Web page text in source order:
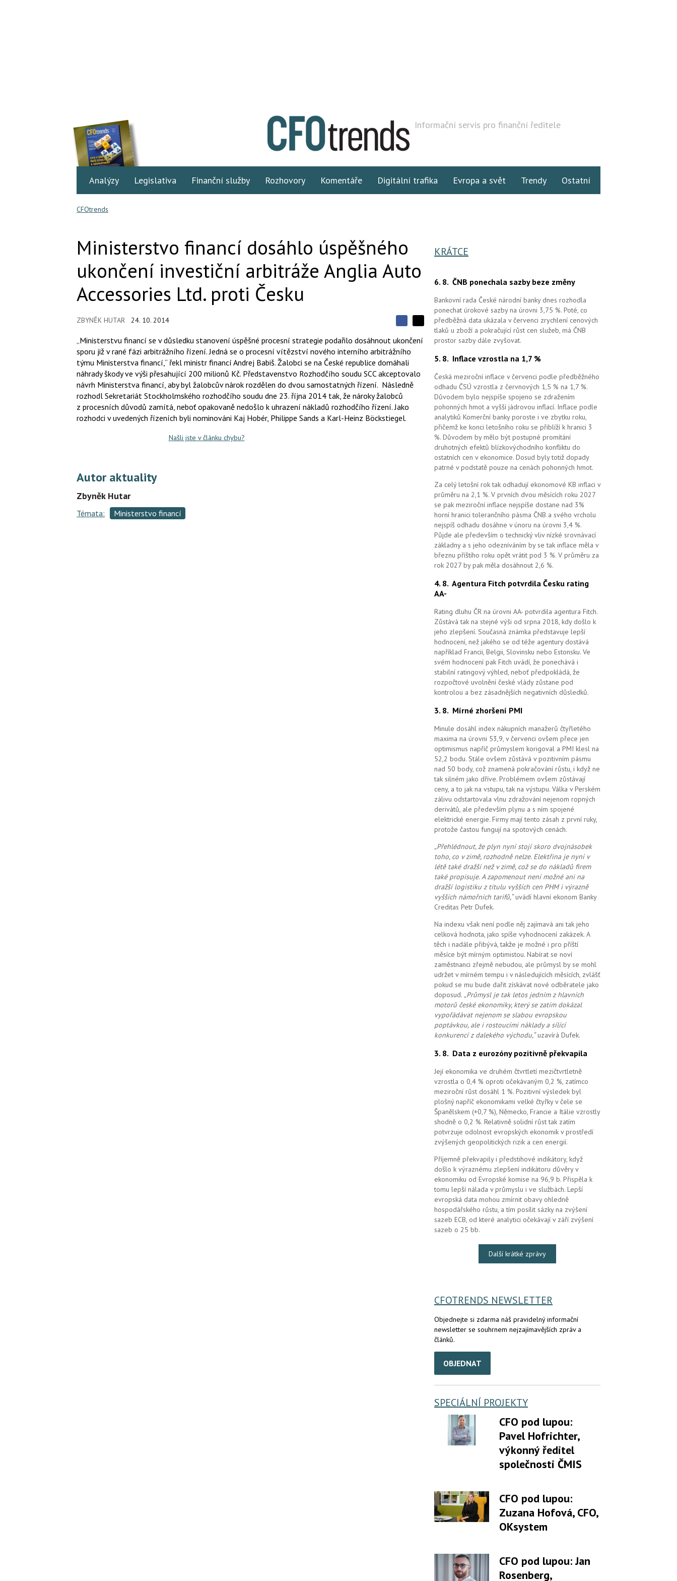
Informační servis pro finanční ředitele
Analýzy Legislativa Finanční služby Rozhovory Komentáře Digitální trafika Evropa a svět Trendy Ostatní
CFOtrends
Ministerstvo financí dosáhlo úspěšného
ukončení investiční arbitráže Anglia Auto
Accessories Ltd. proti Česku
ZBYNĚK HUTAR 24. 10. 2014
S
d
í
l
e
t
S
í
l
j
t
n
a
F
a
c
í
t
„Ministerstvu financí se v důsledku stanovení úspěšné procesní strategie podařilo dosáhnout ukončení
sporu již v rané fázi arbitrážního řízení. Jedná se o procesní vítězství nového interního arbitrážního
týmu Ministerstva financí,“ řekl ministr financí Andrej Babiš. Žalobci se na České republice domáhali
náhrady škody ve výši přesahující 200 milionů Kč. Představenstvo Rozhodčího soudu SCC akceptovalo
návrh Ministerstva financí, aby byl žalobcův nárok rozdělen do dvou samostatných řízení. Následně
rozhodl Sekretariát Stockholmského rozhodčího soudu dne 23. října 2014 tak, že nároky žalobců
z procesních důvodů zamítá, neboť opakovaně nedošlo k uhrazení nákladů rozhodčího řízení. Jako
rozhodci v uvedených řízeních byli nominováni Kaj Hobér, Philippe Sands a Karl-Heinz Böckstiegel.
Našli jste v článku chybu?
Autor aktuality
Zbyněk Hutar
Témata: Ministerstvo financí
KRÁTCE
6. 8. ČNB ponechala sazby beze změny
Bankovní rada České národní banky dnes rozhodla
ponechat úrokové sazby na úrovni 3,75 %. Poté, co
předběžná data ukázala v červenci zrychlení cenových
tlaků u zboží a pokračující růst cen služeb, má ČNB
prostor sazby dále zvyšovat.
5. 8. Inflace vzrostla na 1,7 %
Česká meziroční inflace v červenci podle předběžného
odhadu ČSÚ vzrostla z červnových 1,5 % na 1,7 %.
Důvodem bylo nejspíše spojeno se zdražením
pohonných hmot a vyšší jádrovou inflací. Inflace podle
analytiků Komerční banky poroste i ve zbytku roku,
přičemž ke konci letošního roku se přiblíží k hranici 3
%. Důvodem by mělo být postupné promítání
druhotných efektů blízkovýchodního konfliktu do
ostatních cen v ekonomice. Dosud byly totiž dopady
patrné v podstatě pouze na cenách pohonných hmot.
Za celý letošní rok tak odhadují ekonomové KB inflaci v
průměru na 2,1 %. V prvních dvou měsících roku 2027
se pak meziroční inflace nejspíše dostane nad 3%
horní hranici tolerančního pásma ČNB a svého vrcholu
nejspíš odhadu dosáhne v únoru na úrovni 3,4 %.
Půjde ale především o technický vliv nízké srovnávací
základny a s jeho odezníváním by se tak inflace měla v
březnu příštího roku opět vrátit pod 3 %. V průměru za
rok 2027 by pak měla dosáhnout 2,6 %.
4. 8. Agentura Fitch potvrdila Česku rating
AA-
Rating dluhu ČR na úrovni AA- potvrdila agentura Fitch.
Zůstává tak na stejné výši od srpna 2018, kdy došlo k
jeho zlepšení. Současná známka představuje lepší
hodnocení, než jakého se od téže agentury dostává
například Francii, Belgii, Slovinsku nebo Estonsku. Ve
svém hodnocení pak Fitch uvádí, že ponechává i
stabilní ratingový výhled, neboť předpokládá, že
rozpočtové uvolnění české vlády zůstane pod
kontrolou a bez zásadnějších negativních důsledků.
3. 8. Mírné zhoršení PMI
Minule dosáhl index nákupních manažerů čtyřletého
maxima na úrovni 53,9, v červenci ovšem přece jen
optimismus napříč průmyslem korigoval a PMI klesl na
52,2 bodu. Stále ovšem zůstává v pozitivním pásmu
nad 50 body, což znamená pokračování růstu, i když ne
tak silném jako dříve. Problémem ovšem zůstávají
ceny, a to jak na vstupu, tak na výstupu. Válka v Perském
zálivu odstartovala vlnu zdražování nejenom ropných
derivátů, ale především plynu a s ním spojené
elektrické energie. Firmy mají tento zásah z první ruky,
protože častou fungují na spotových cenách.
„Přehlédnout, že plyn nyní stojí skoro dvojnásobek
toho, co v zimě, rozhodně nelze. Elektřina je nyní v
létě také dražší než v zimě, což se do nákladů firem
také propisuje. A zapomenout není možnéani na
dražší logistiku z titulu vyšších cen PHM i výrazně
vyšších námořních tarifů,“uvádí hlavní ekonom Banky
Creditas Petr Dufek.
Na indexu však není podle něj zajímavá ani tak jeho
celková hodnota, jako spíše vyhodnocení zakázek. A
těch i nadále přibývá, takže je možné i pro příští
měsíce být mírným optimistou. Nabírat se noví
zaměstnanci zřejmě nebudou, ale průmysl by se mohl
udržet v mírném tempu i v následujících měsících, zvlášť
pokud se mu bude dařit získávat nové odběratele jako
doposud. „Průmysl je tak letos jedním z hlavních
motorů české ekonomiky, který se zatím dokázal
vypořádávat nejenom se slabou evropskou
poptávkou, ale i rostoucími náklady a sílící
konkurencí z dalekého východu,“uzavírá Dufek.
3. 8. Data z eurozóny pozitivně překvapila
Její ekonomika ve druhém čtvrtletí mezičtvrtletně
vzrostla o 0,4 % oproti očekávaným 0,2 %, zatímco
meziroční růst dosáhl 1 %. Pozitivní výsledek byl
plošný napříč ekonomikami velké čtyřky v čele se
Španělskem (+0,7 %), Německo, Francie a Itálie vzrostly
shodně o 0,2 %. Relativně solidní růst tak zatím
potvrzuje odolnost evropských ekonomik v prostředí
zvýšených geopolitických rizik a cen energií.
Příjemně překvapily i předstihové indikátory, když
došlo k výraznému zlepšení indikátoru důvěry v
ekonomiku od Evropské komise na 96,9 b. Přispěla k
tomu lepší nálada v průmyslu i ve službách. Lepší
evropská data mohou zmírnit obavy ohledně
hospodářského růstu, a tím posílit sázky na zvýšení
sazeb ECB, od které analytici očekávají v září zvýšení
sazeb o 25 bb.
Další krátké zprávy
CFOTRENDS NEWSLETTER
Objednejte si zdarma náš pravidelný informační
newsletter se souhrnem nejzajímavějších zpráv a
článků.
OBJEDNAT
SPECIÁLNÍ PROJEKTY
CFO pod lupou:
Pavel Hofrichter,
výkonný ředitel
společnosti ČMIS
CFO pod lupou:
Zuzana Hofová, CFO,
OKsystem
CFO pod lupou: Jan
Rosenberg,